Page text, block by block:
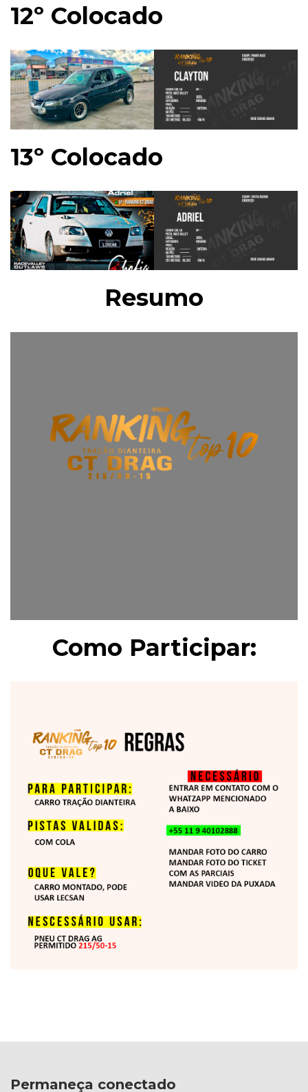
12º Colocado
13º Colocado
Resumo
Como Participar:
Permaneça conectado